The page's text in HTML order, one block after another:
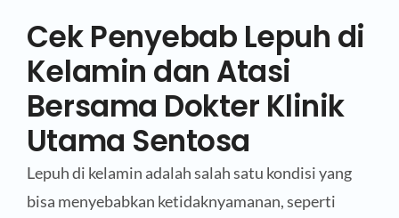
Cek Penyebab Lepuh di
Kelamin dan Atasi
Bersama Dokter Klinik
Utama Sentosa
Lepuh di kelamin adalah salah satu kondisi yang
bisa menyebabkan ketidaknyamanan, seperti